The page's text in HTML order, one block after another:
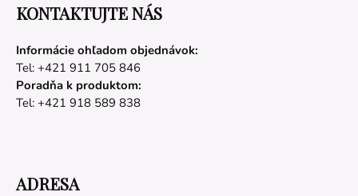
KONTAKTUJTE NÁS
Informácie ohľadom objednávok:
Tel: +421 911 705 846
Poradňa k produktom:
Tel: +421 918 589 838
ADRESA